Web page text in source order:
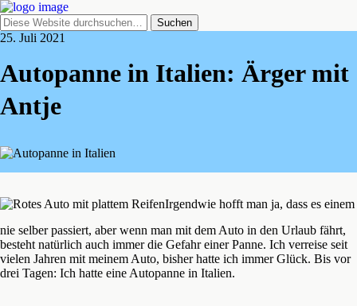
25. Juli 2021
Autopanne in Italien: Ärger mit
Antje
Irgendwie hofft man ja, dass es einem
nie selber passiert, aber wenn man mit dem Auto in den Urlaub fährt,
besteht natürlich auch immer die Gefahr einer Panne. Ich verreise seit
vielen Jahren mit meinem Auto, bisher hatte ich immer Glück. Bis vor
drei Tagen: Ich hatte eine Autopanne in Italien.